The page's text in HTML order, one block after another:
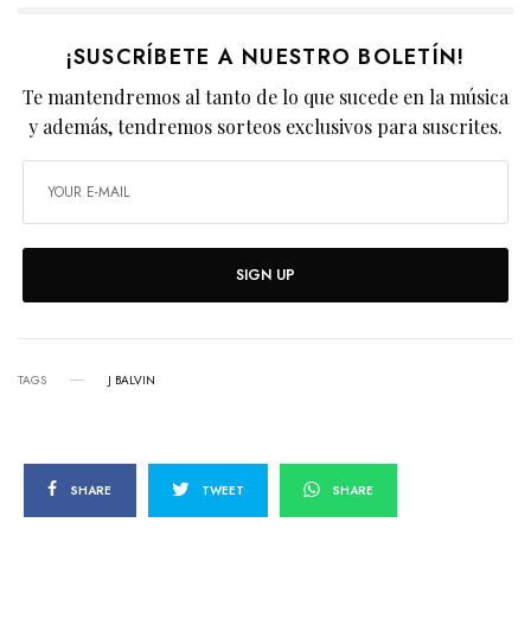
¡SUSCRÍBETE A NUESTRO BOLETÍN!
Te mantendremos al tanto de lo que sucede en la música
y además, tendremos sorteos exclusivos para suscrites.
SIGN UP
TAGS J BALVIN
SHARE TWEET SHARE